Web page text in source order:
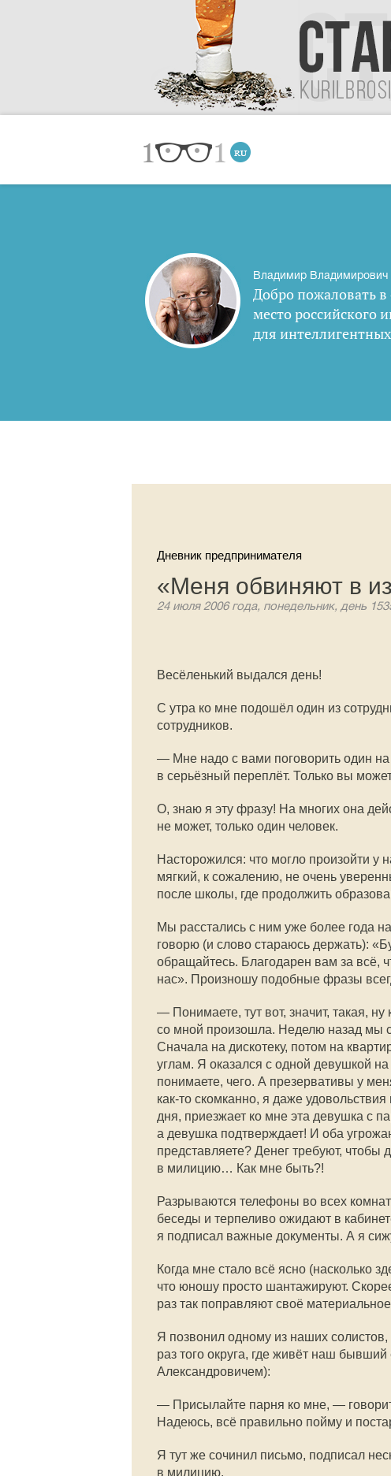
Владимир
Добро пожаловать
место российского
для
Дневник предпринимателя
«Меня обвиняют в
24 июля 2006 года, понедельник, день
Весёленький выдался день!
С утра ко мне подошёл один из
сотрудников.
— Мне надо с вами поговорить один
в серьёзный переплёт. Только вы
О, знаю я эту фразу! На многих она
не может, только один человек.
Насторожился: что могло произойти
мягкий, к сожалению, не очень
после школы, где продолжить
Мы расстались с ним уже более года
говорю (и слово стараюсь держать):
обращайтесь. Благодарен вам за всё,
нас». Произношу подобные фразы
— Понимаете, тут вот, значит, такая,
со мной произошла. Неделю назад мы
Сначала на дискотеку, потом на
углам. Я оказался с одной девушкой
понимаете, чего. А презервативы у
как-то скомканно, я даже
дня, приезжает ко мне эта девушка с
а девушка подтверждает! И оба
представляете? Денег требуют, чтобы
в милицию… Как мне быть?!
Разрываются телефоны во всех
беседы и терпеливо ожидают в
я подписал важные документы. А я
Когда мне стало всё ясно (насколько
что юношу просто шантажируют.
раз так поправляют своё
Я позвонил одному из наших
раз того округа, где живёт наш
Александровичем):
— Присылайте парня ко мне, —
Надеюсь, всё правильно пойму и
Я тут же сочинил письмо, подписал
в милицию.